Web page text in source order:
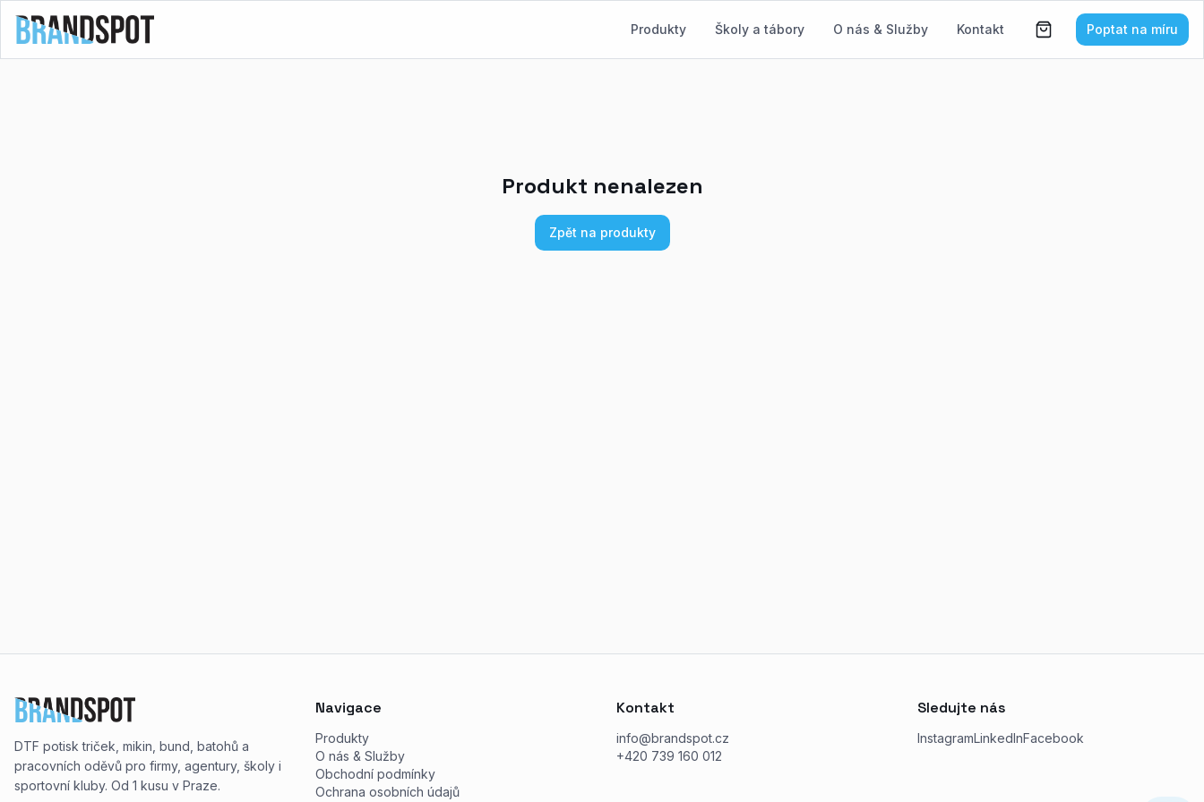
Produkty Školy a tábory O nás & Služby Kontakt Poptat na míru
Produkt nenalezen
Zpět na produkty
DTF potisk triček, mikin, bund, batohů a
pracovních oděvů pro firmy, agentury, školy i
sportovní kluby. Od 1 kusu v Praze.
Navigace
Produkty
O nás & Služby
Obchodní podmínky
Ochrana osobních údajů
Kontakt
info@brandspot.cz
+420 739 160 012
Sledujte nás
InstagramLinkedInFacebook